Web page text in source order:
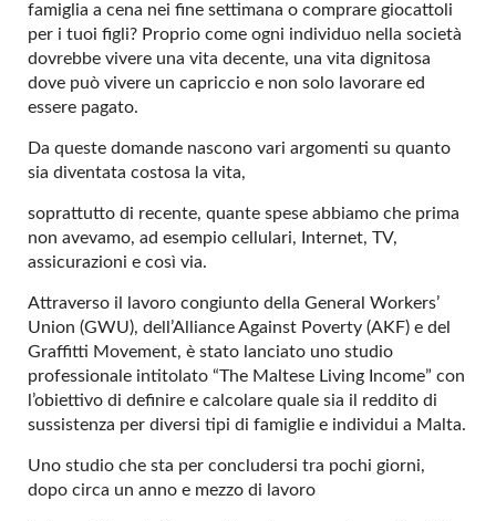
famiglia a cena nei fine settimana o comprare giocattoli
per i tuoi figli? Proprio come ogni individuo nella società
dovrebbe vivere una vita decente, una vita dignitosa
dove può vivere un capriccio e non solo lavorare ed
essere pagato.
Da queste domande nascono vari argomenti su quanto
sia diventata costosa la vita,
soprattutto di recente, quante spese abbiamo che prima
non avevamo, ad esempio cellulari, Internet, TV,
assicurazioni e così via.
Attraverso il lavoro congiunto della General Workers’
Union (GWU), dell’Alliance Against Poverty (AKF) e del
Graffitti Movement, è stato lanciato uno studio
professionale intitolato “The Maltese Living Income” con
l’obiettivo di definire e calcolare quale sia il reddito di
sussistenza per diversi tipi di famiglie e individui a Malta.
Uno studio che sta per concludersi tra pochi giorni,
dopo circa un anno e mezzo di lavoro